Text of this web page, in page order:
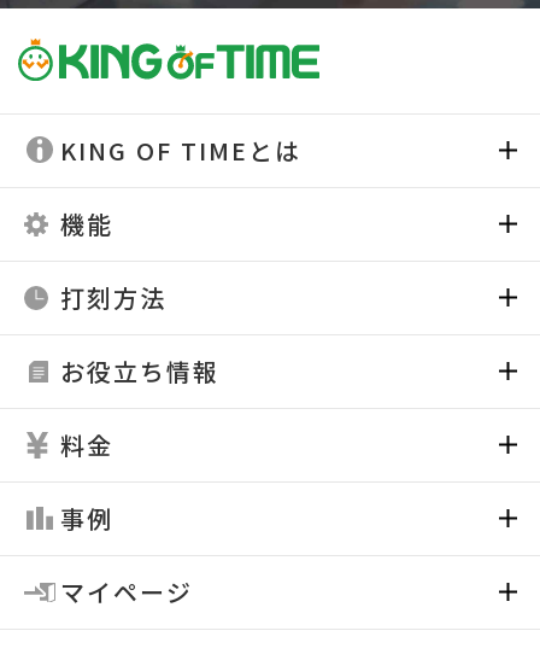
KING OF TIMEとは
機能
打刻方法
お役立ち情報
料金
事例
マイページ